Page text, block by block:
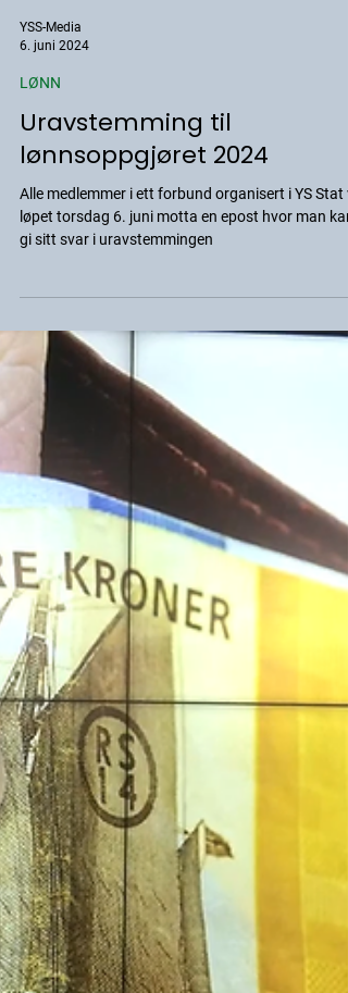
YSS-Media
6. juni 2024
Uravstemming til
lønnsoppgjøret 2024
Alle medlemmer i ett forbund organisert i YS Stat
løpet torsdag 6. juni motta en epost hvor man kan
gi sitt svar i uravstemmingen